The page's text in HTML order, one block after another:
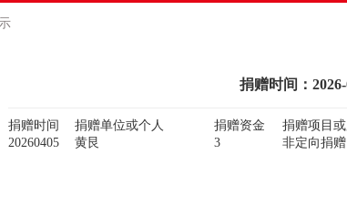
捐赠时间：
捐赠时间 捐赠单位或个人 捐赠资金
捐赠项目
20260405
黄艮 3 非定向捐赠